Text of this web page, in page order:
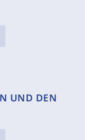
UND DEN